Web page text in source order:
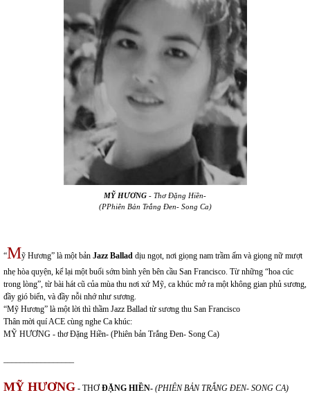
MỸ HƯƠNG - Thơ Đặng Hiền-
(PPhiên Bản Trắng Đen- Song Ca)
“Mỹ Hương” là một bản Jazz Ballad dịu ngọt, nơi giọng nam trầm ấm và giọng nữ mượt
nhẹ hòa quyện, kể lại một buổi sớm bình yên bên cầu San Francisco. Từ những “hoa cúc
trong lòng”, từ bài hát cũ của mùa thu nơi xứ Mỹ, ca khúc mở ra một không gian phủ sương,
đầy gió biển, và đầy nỗi nhớ như sương.
“Mỹ Hương” là một lời thì thầm Jazz Ballad từ sương thu San Francisco
Thân mời quí ACE cùng nghe Ca khúc:
MỸ HƯƠNG - thơ Đặng Hiền- (Phiên bản Trắng Đen- Song Ca)
MỸ HƯƠNG - THƠ ĐẶNG HIỀN- (PHIÊN BẢN TRẮNG ĐEN- SONG CA)